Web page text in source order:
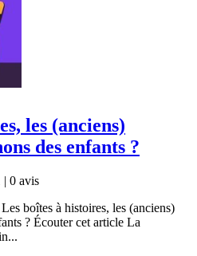
les (anciens)
des enfants ?
| 0 avis
boîtes à histoires, les (anciens)
? Écouter cet article La